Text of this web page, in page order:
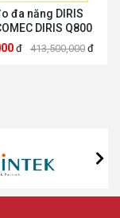
đa năng DIRIS
DIRIS Q800
đ 413,500,000 đ